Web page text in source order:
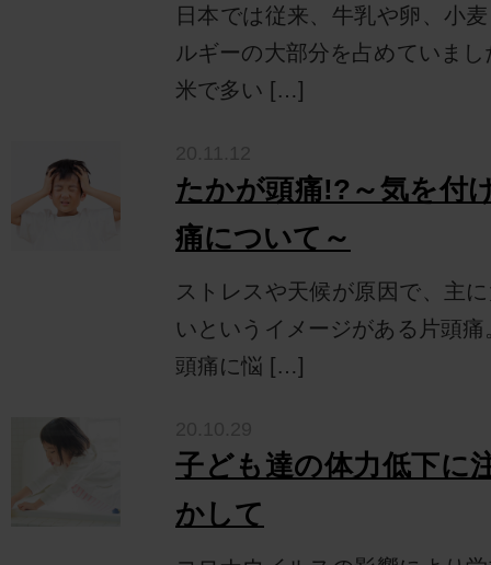
日本では従来、牛乳や卵、小
ルギーの大部分を占めていま
米で多い […]
たかが頭痛!?～気を付
痛について～
ストレスや天候が原因で、主
いというイメージがある片頭
頭痛に悩 […]
子ども達の体力低下に
かして